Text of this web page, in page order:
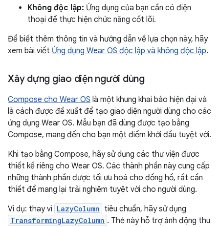
Không độc lập: Ứng dụng của bạn cần có điện
thoại để thực hiện chức năng cốt lõi.
Để biết thêm thông tin và hướng dẫn về lựa chọn này, hãy
xem bài viết Ứng dụng Wear OS độc lập và không độc lập.
Xây dựng giao diện người dùng
Compose cho Wear OS là một khung khai báo hiện đại và
là cách được đề xuất để tạo giao diện người dùng cho các
ứng dụng Wear OS. Mẫu bạn đã dùng được tạo bằng
Compose, mang đến cho bạn một điểm khởi đầu tuyệt vời.
Khi tạo bằng Compose, hãy sử dụng các thư viện được
thiết kế riêng cho Wear OS. Các thành phần này cung cấp
những thành phần được tối ưu hoá cho đồng hồ, rất cần
thiết để mang lại trải nghiệm tuyệt vời cho người dùng.
Ví dụ: thay vì LazyColumn tiêu chuẩn, hãy sử dụng
TransformingLazyColumn . Thẻ này hỗ trợ ảnh động thu